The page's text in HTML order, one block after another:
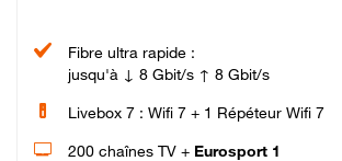
Fibre ultra rapide :
jusqu'à ↓ 8 Gbit/s ↑ 8 Gbit/s
Livebox 7 : Wifi 7 + 1 Répéteur Wifi 7
200 chaînes TV + Eurosport 1